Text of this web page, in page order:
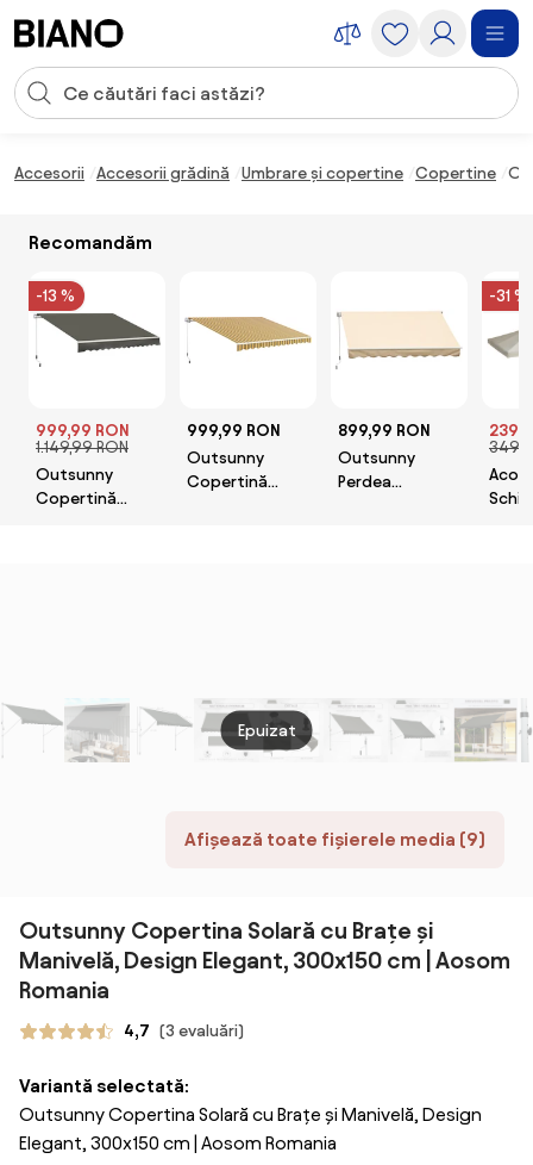
Introducerea căutării
Accesorii Accesorii grădină Umbrare și copertine Copertine
Recomandăm
-13 %
999,99 RON
1.149,99 RON
Outsunny
Copertină
Romania
999,99 RON
Outsunny
Copertină
Romania
899,99 RON
Outsunny
Perdea
-31 %
Afișează toate fișierele media (9)
Epuizat
Outsunny Copertina Solară cu Brațe și
Manivelă, Design Elegant, 300x150 cm | Aosom
Romania
4,7 (3 evaluări)
Variantă selectată:
Outsunny Copertina Solară cu Brațe și Manivelă, Design
Elegant, 300x150 cm | Aosom Romania